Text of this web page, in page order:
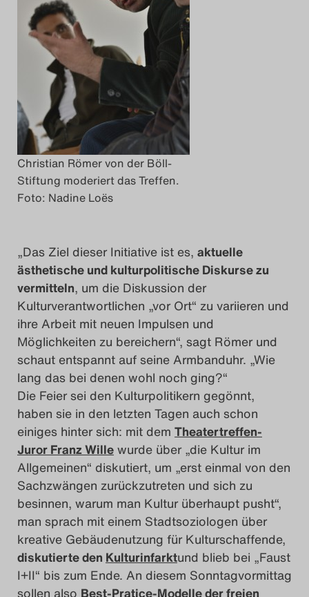
Christian Römer von der Böll-
Stiftung moderiert das Treffen.
Foto: Nadine Loës
„Das Ziel dieser Initiative ist es, aktuelle
ästhetische und kulturpolitische Diskurse zu
vermitteln, um die Diskussion der
Kulturverantwortlichen „vor Ort“ zu variieren und
ihre Arbeit mit neuen Impulsen und
Möglichkeiten zu bereichern“, sagt Römer und
schaut entspannt auf seine Armbanduhr. „Wie
lang das bei denen wohl noch ging?“
Die Feier sei den Kulturpolitikern gegönnt,
haben sie in den letzten Tagen auch schon
einiges hinter sich: mit dem Theatertreffen-
Juror Franz Willewurde über „die Kultur im
Allgemeinen“ diskutiert, um „erst einmal von den
Sachzwängen zurückzutreten und sich zu
besinnen, warum man Kultur überhaupt pusht“,
man sprach mit einem Stadtsoziologen über
kreative Gebäudenutzung für Kulturschaffende,
diskutierte den Kulturinfarktund blieb bei „Faust
I+II“ bis zum Ende. An diesem Sonntagvormittag
sollen also Best-Pratice-Modelle der freien